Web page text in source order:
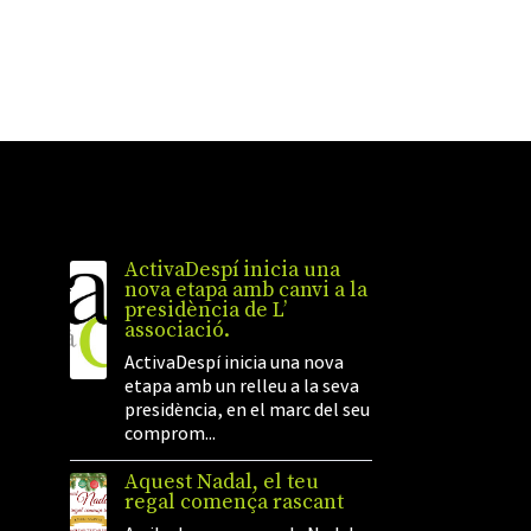
ActivaDespí inicia una
nova etapa amb canvi a la
presidència de L’
associació.
ActivaDespí inicia una nova
etapa amb un relleu a la seva
presidència, en el marc del seu
comprom...
Aquest Nadal, el teu
regal comença rascant